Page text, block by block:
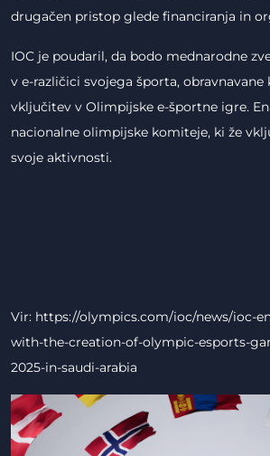
drugačen pristop glede financiranja in
IOC je poudaril, da bodo mednarodne
v e-različici svojega športa,
vključitev v Olimpijske e-športne igre.
nacionalne olimpijske komiteje, ki že
svoje aktivnosti.
Vir: https://olympics.com/ioc/news/ioc-
with-the-creation-of-olympic-esports-
2025-in-saudi-arabia